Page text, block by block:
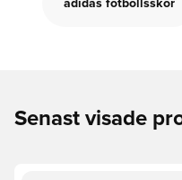
adidas fotbollsskor
Senast visade